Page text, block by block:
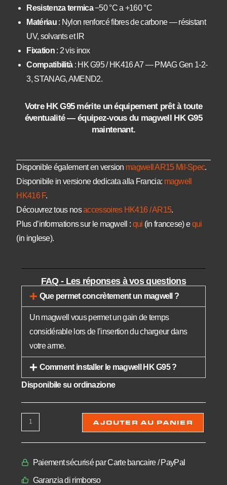
Resistenza termica−50 °C a +160 °C
Matériau: Nylon renforcé fibres de carbone — résistant
UV, solvants et IR
Fixation: 2 vis inox
Compatibilità: HK G95 / HK416 A7 — PMAG Gen 1-2-
3, STANAG, AMEND2.
Votre HK G95 mérite un équipement prêt à toute
éventualité — équipez-vous du magwell HK G95
maintenant.
Disponible également en version magwell AR15 Mil-Spec.
Disponibile in versione dedicata alla Francia: magwell
HK416 F.
Découvrez tous nosaccessoires HK416 / AR15.
Plus d’informations sur le magwell : qui (in francese) equi
(in inglese).
FAQ - Les réponses à vos questions
Que permet concrètement un magwell ?
Un magwell vous permet un gain de temps
considérable lors de l’insertion du chargeur dans
votre arme.
Comment installer le magwell HK G95 ?
Disponibile su ordinazione
AJOUTER AU PANIER
Paiement sécurisé par Carte bancaire / PayPal
Garanzia di rimborso